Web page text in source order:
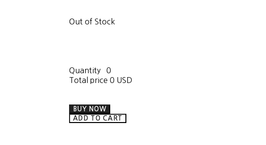
Out of Stock
Quantity
0
Total price 0 USD
BUY NOW
ADD TO CART